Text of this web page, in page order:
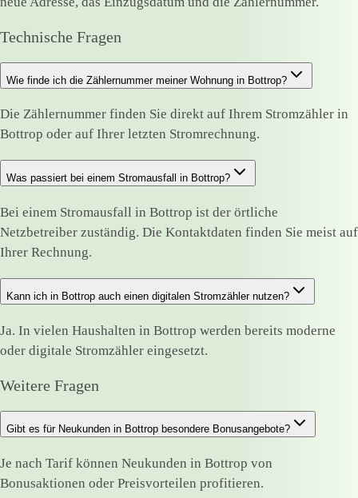
Technische Fragen
Wie finde ich die Zählernummer meiner Wohnung in Bottrop?
Die Zählernummer finden Sie direkt auf Ihrem Stromzähler in
Bottrop oder auf Ihrer letzten Stromrechnung.
Was passiert bei einem Stromausfall in Bottrop?
Bei einem Stromausfall in Bottrop ist der örtliche
Netzbetreiber zuständig. Die Kontaktdaten finden Sie meist auf
Ihrer Rechnung.
Kann ich in Bottrop auch einen digitalen Stromzähler nutzen?
Ja. In vielen Haushalten in Bottrop werden bereits moderne
oder digitale Stromzähler eingesetzt.
Weitere Fragen
Gibt es für Neukunden in Bottrop besondere Bonusangebote?
Je nach Tarif können Neukunden in Bottrop von
Bonusaktionen oder Preisvorteilen profitieren.